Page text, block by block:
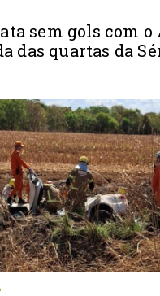
sem gols com o
das quartas da